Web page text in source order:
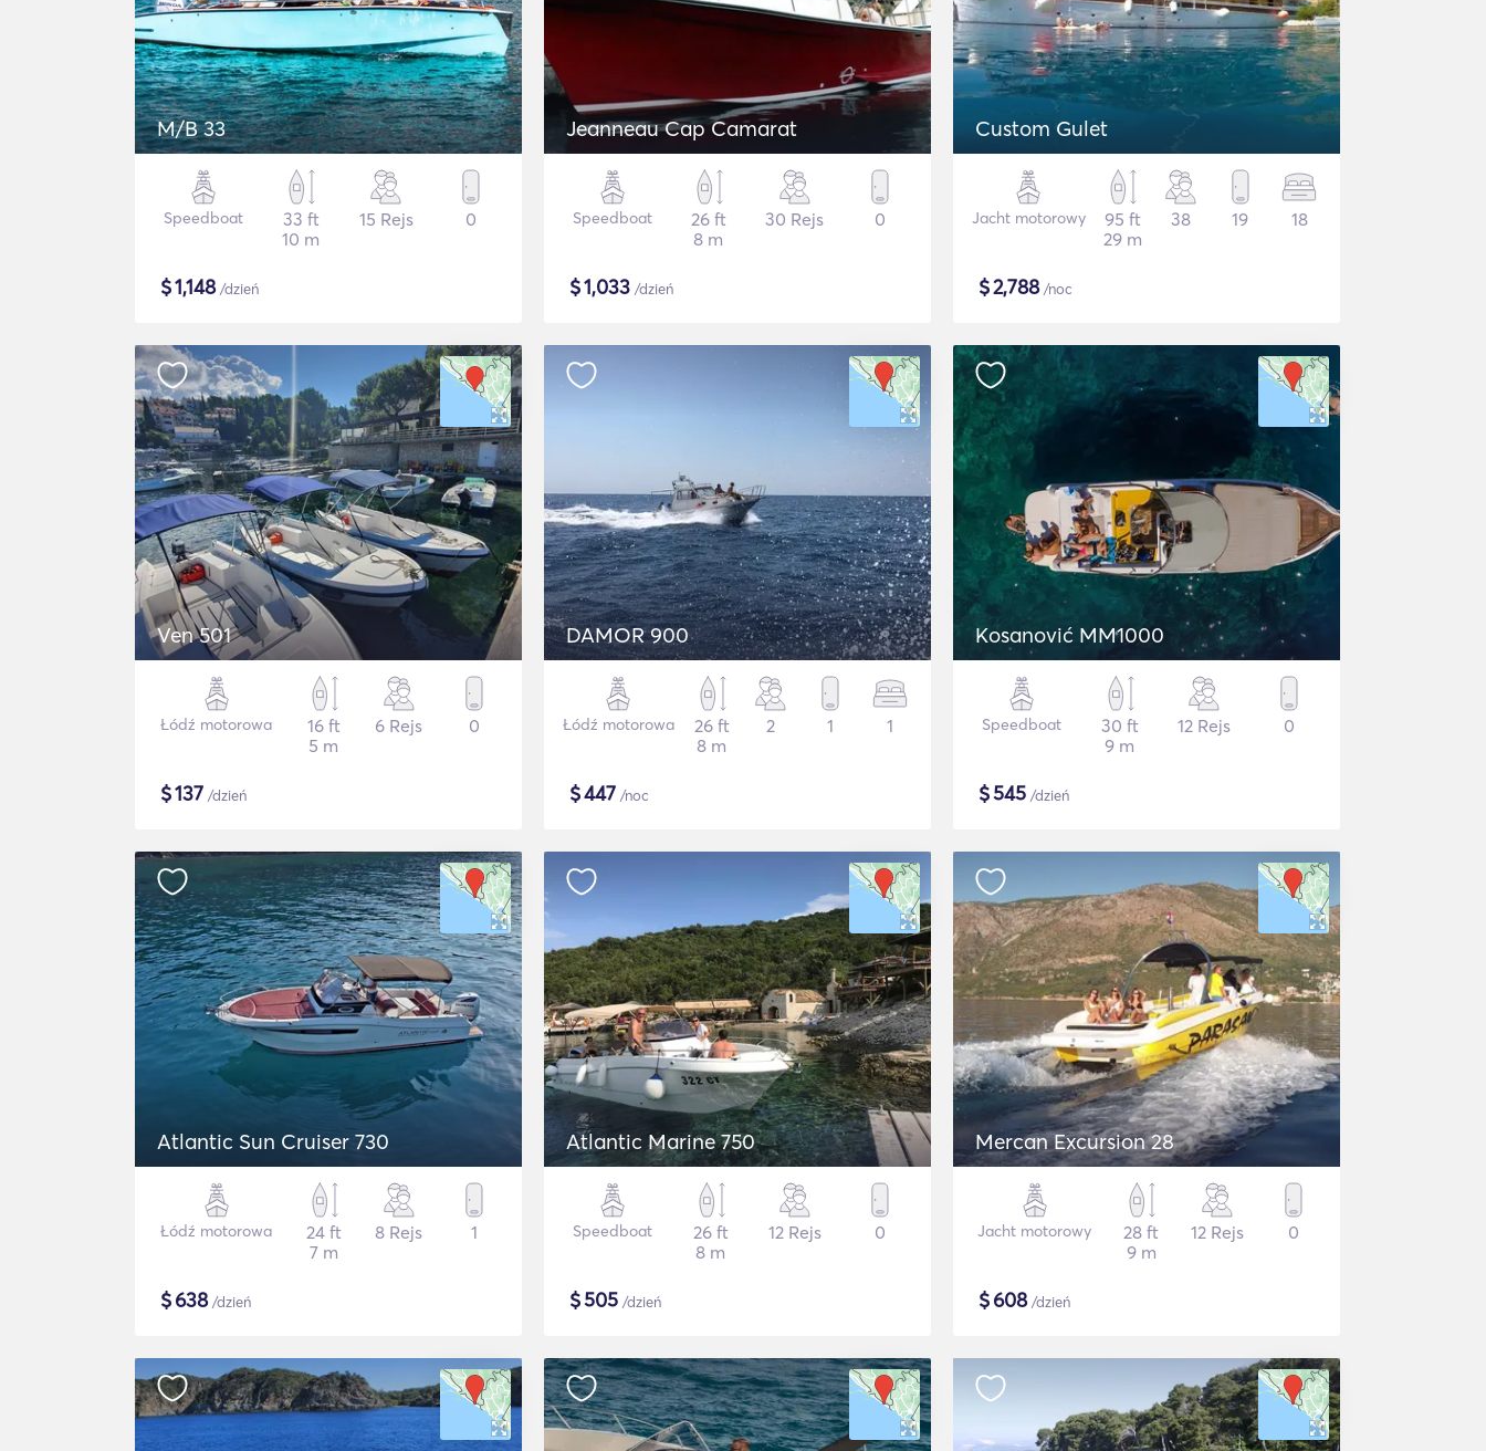
M/B 33
Speedboat
33 ft
10 m
15 Rejs 0
$1,148/dzień
Jeanneau Cap Camarat
Speedboat
26 ft
8 m
30 Rejs 0
$1,033 /dzień
Custom Gulet
Jacht motorowy
95 ft
29 m
38 19 18
$2,788/noc
Ven 501
Łódź motorowa
16 ft
5 m
6 Rejs 0
$137 /dzień
DAMOR 900
Łódź motorowa
26 ft
8 m
2 1 1
$447 /noc
Kosanović MM1000
Speedboat
30 ft
9 m
12 Rejs 0
$545 /dzień
Atlantic Sun Cruiser 730
Łódź motorowa
24 ft
7 m
8 Rejs 1
$638/dzień
Atlantic Marine 750
Speedboat
26 ft
8 m
12 Rejs 0
$505 /dzień
Mercan Excursion 28
Jacht motorowy
28 ft
9 m
12 Rejs 0
$608/dzień